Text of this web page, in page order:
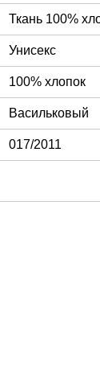
Ткань 100%
Унисекс
100% хлопок
Васильковый
017/2011